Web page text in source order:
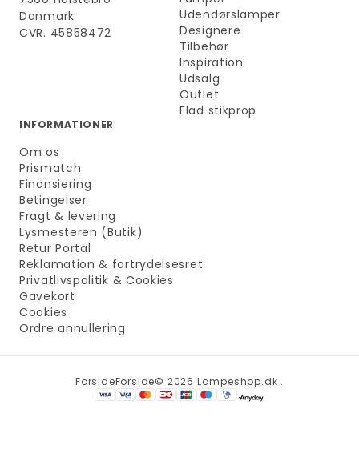
Danmark
CVR. 45858472
Udendørslamper
Designere
Tilbehør
Inspiration
Udsalg
Outlet
Flad stikprop
INFORMATIONER
Om os
Prismatch
Finansiering
Betingelser
Fragt & levering
Lysmesteren (Butik)
Retur Portal
Reklamation & fortrydelsesret
Privatlivspolitik & Cookies
Gavekort
Cookies
Ordre annullering
ForsideForside© 2026 Lampeshop.dk .